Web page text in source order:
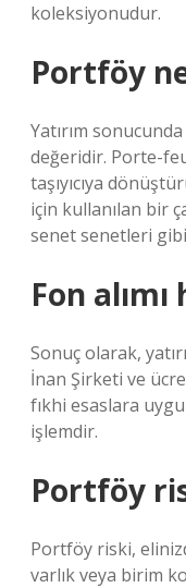
koleksiyonudur.
Portföy
Yatırım
değeridir. Porte-
taşıyıcıya
için kullanılan bir
senet senetleri gibi
Fon
Sonuç olarak,
İnan Şirketi ve
fıkhi esaslara
işlemdir.
Portföy
Portföy riski,
varlık veya birim